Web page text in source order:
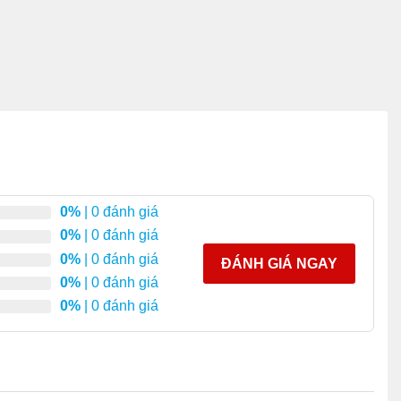
0% | 0 đánh giá
0% | 0 đánh giá
0% | 0 đánh giá
0% | 0 đánh giá
0% | 0 đánh giá
ĐÁNH GIÁ NGAY